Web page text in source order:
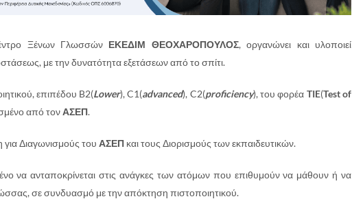
Ξένων Γλωσσών ΕΚΕΔΙΜ ΘΕΟΧΑΡΟΠΟΥΛΟΣ, οργανώνει και υλοποιεί
με την δυνατότητα εξετάσεων από το σπίτι.
επιπέδου B2(Lower), C1(advanced), C2(proficiency), του φορέα TIE(Testof
από τον ΑΣΕΠ.
για Διαγωνισμούς του ΑΣΕΠ και τους Διορισμούς των εκπαιδευτικών.
να ανταποκρίνεται στις ανάγκες των ατόμων που επιθυμούν να μάθουν ή να
σε συνδυασμό με την απόκτηση πιστοποιητικού.